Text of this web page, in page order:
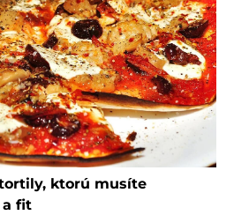
ktorú musíte
a fit